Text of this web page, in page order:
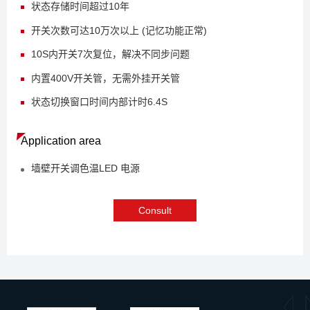
状态存储时间超过10年
开关次数可达10万次以上 (记忆功能正常)
10S内开关7次复位，解决不同步问题
内置400V开关管，无需外挂开关管
状态切换窗口时间内部计时6.4S
Application area
墙壁开关调色温LED 电源
Consult